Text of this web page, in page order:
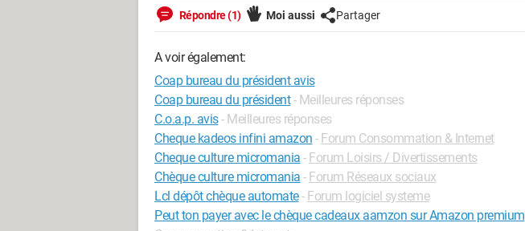
Répondre (1) Moi aussi Partager
A voir également:
Coap bureau du président avis
Coap bureau du président - Meilleures réponses
C.o.a.p. avis- Meilleures réponses
Cheque kadeos infini amazon - Forum Consommation & Internet
Cheque culture micromania - Forum Loisirs / Divertissements
Chèque culture micromania - Forum Réseaux sociaux
Lcl dépôt chèque automate- Forum logiciel systeme
Peut ton payer avec le chèque cadeaux aamzon sur Amazon premium